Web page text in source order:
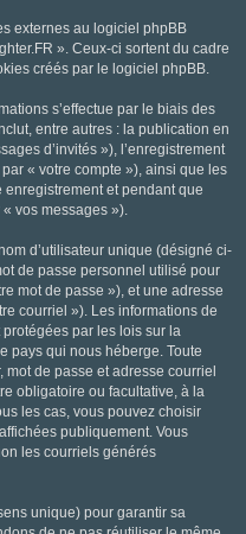
externes au logiciel phpBB
». Ceux-ci sortent du cadre
créés par le logiciel phpBB.
s’effectue par le biais des
entre autres : la publication en
d’invités »), l’enregistrement
« votre compte »), ainsi que les
et pendant que
vos messages »).
d’utilisateur unique (désigné ci-
de passe personnel utilisé pour
mot de passe »), et une adresse
courriel »). Les informations de
par les lois sur la
pays qui nous héberge. Toute
de passe et adresse courriel
obligatoire ou facultative, à la
les cas, vous pouvez choisir
publiquement. Vous
les courriels générés
unique) pour garantir sa